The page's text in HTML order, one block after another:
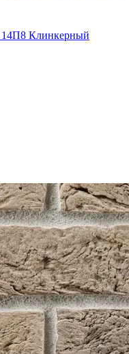
14П8 Клинкерный